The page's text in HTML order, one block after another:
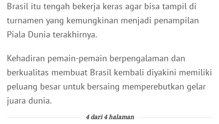
Brasil itu tengah bekerja keras agar bisa tampil di
turnamen yang kemungkinan menjadi penampilan
Piala Dunia terakhirnya.
Kehadiran pemain-pemain berpengalaman dan
berkualitas membuat Brasil kembali diyakini memiliki
peluang besar untuk bersaing memperebutkan gelar
juara dunia.
4 dari 4 halaman